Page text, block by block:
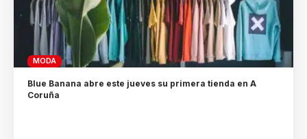
MODA
Blue Banana abre este jueves su primera tienda en A
Coruña